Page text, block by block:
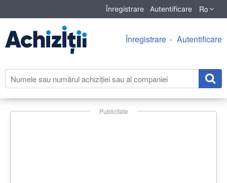
Înregistrare Autentificare Ro
Înregistrare Autentificare
Publicitate